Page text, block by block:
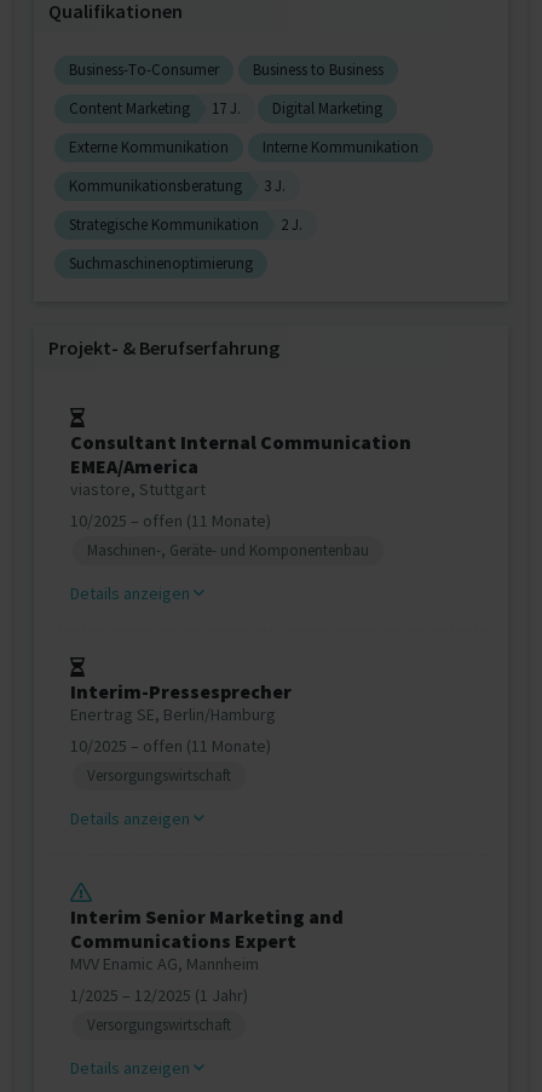
Qualifikationen
Business-To-Consumer
Business to Business
Content Marketing
17 J.
Digital Marketing
Externe Kommunikation
Interne Kommunikation
Kommunikationsberatung
3 J.
Strategische Kommunikation
2 J.
Suchmaschinenoptimierung
Projekt‐ & Berufserfahrung
Consultant Internal Communication
EMEA/America
viastore, Stuttgart
10/2025 – offen (11 Monate)
Maschinen-, Geräte- und Komponentenbau
Details anzeigen
Interim-Pressesprecher
Enertrag SE, Berlin/Hamburg
10/2025 – offen (11 Monate)
Versorgungswirtschaft
Details anzeigen
Interim Senior Marketing and
Communications Expert
MVV Enamic AG, Mannheim
1/2025 – 12/2025 (1 Jahr)
Versorgungswirtschaft
Details anzeigen